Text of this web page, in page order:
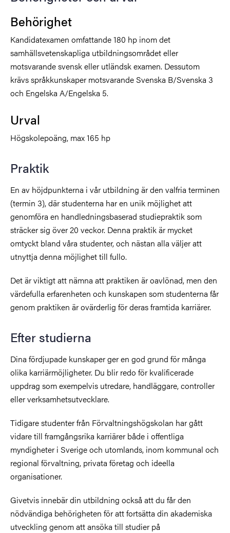
Behörighet
Kandidatexamen omfattande 180 hp inom det
samhällsvetenskapliga utbildningsområdet eller
motsvarande svensk eller utländsk examen. Dessutom
krävs språkkunskaper motsvarande Svenska B/Svenska 3
och Engelska A/Engelska 5.
Urval
Högskolepoäng, max 165 hp
Praktik
En av höjdpunkterna i vår utbildning är den valfria terminen
(termin 3), där studenterna har en unik möjlighet att
genomföra en handledningsbaserad studiepraktik som
sträcker sig över 20 veckor. Denna praktik är mycket
omtyckt bland våra studenter, och nästan alla väljer att
utnyttja denna möjlighet till fullo.
Det är viktigt att nämna att praktiken är oavlönad, men den
värdefulla erfarenheten och kunskapen som studenterna får
genom praktiken är ovärderlig för deras framtida karriärer.
Efter studierna
Dina fördjupade kunskaper ger en god grund för många
olika karriärmöjligheter. Du blir redo för kvalificerade
uppdrag som exempelvis utredare, handläggare, controller
eller verksamhetsutvecklare.
Tidigare studenter från Förvaltningshögskolan har gått
vidare till framgångsrika karriärer både i offentliga
myndigheter i Sverige och utomlands, inom kommunal och
regional förvaltning, privata företag och ideella
organisationer.
Givetvis innebär din utbildning också att du får den
nödvändiga behörigheten för att fortsätta din akademiska
utveckling genom att ansöka till studier på